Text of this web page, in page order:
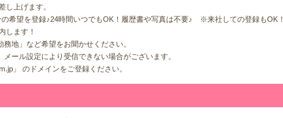
し上げます。
の希望を登録♪24時間いつでもOK！履歴書や写真は不要♪ ※来社しての登録もOK！
します！
務地」など希望をお聞かせください。
ール設定により受信できない場合がございます。
」 のドメインをご登録ください。